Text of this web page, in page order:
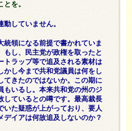
を。
していません。
統領になる前提で書かれていま
もし、民主党が政権を取ったと
トラップ等で追及される素材は
かし今まで共和党議員は何をし
てきたのではないか。この期に
もいるし。本来共和党の州のジ
しているとの噂です。最高裁長
いた疑惑が上がっており、要人
デイアは何故追及しないのか？